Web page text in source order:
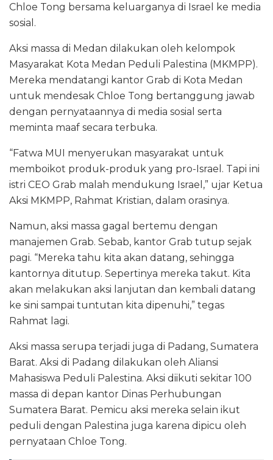
Chloe Tong bersama keluarganya di Israel ke media
sosial.
Aksi massa di Medan dilakukan oleh kelompok
Masyarakat Kota Medan Peduli Palestina (MKMPP).
Mereka mendatangi kantor Grab di Kota Medan
untuk mendesak Chloe Tong bertanggung jawab
dengan pernyataannya di media sosial serta
meminta maaf secara terbuka.
“Fatwa MUI menyerukan masyarakat untuk
memboikot produk-produk yang pro-Israel. Tapi ini
istri CEO Grab malah mendukung Israel,” ujar Ketua
Aksi MKMPP, Rahmat Kristian, dalam orasinya.
Namun, aksi massa gagal bertemu dengan
manajemen Grab. Sebab, kantor Grab tutup sejak
pagi. “Mereka tahu kita akan datang, sehingga
kantornya ditutup. Sepertinya mereka takut. Kita
akan melakukan aksi lanjutan dan kembali datang
ke sini sampai tuntutan kita dipenuhi,” tegas
Rahmat lagi.
Aksi massa serupa terjadi juga di Padang, Sumatera
Barat. Aksi di Padang dilakukan oleh Aliansi
Mahasiswa Peduli Palestina. Aksi diikuti sekitar 100
massa di depan kantor Dinas Perhubungan
Sumatera Barat. Pemicu aksi mereka selain ikut
peduli dengan Palestina juga karena dipicu oleh
pernyataan Chloe Tong.